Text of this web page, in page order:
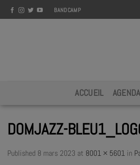
Skip
to
BANDCAMP
ACCUEIL AGENDA
DOMJAZZ-
Published 8 mars 2023 at 8001 × 5601 in